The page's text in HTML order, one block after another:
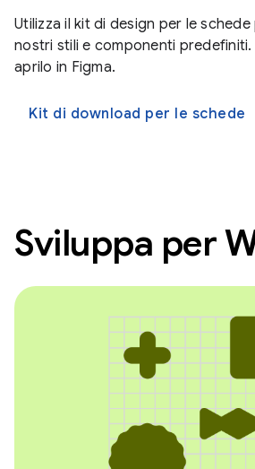
Utilizza il kit di design per le
nostri stili e componenti predefiniti.
aprilo in Figma.
Kit di download per le schede
Sviluppa per